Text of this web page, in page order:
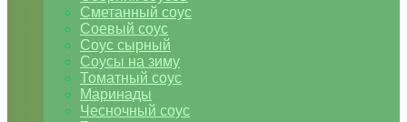
Сметанный соус
Соевый соус
Соус сырный
Соусы на зиму
Томатный соус
Маринады
Чесночный соус